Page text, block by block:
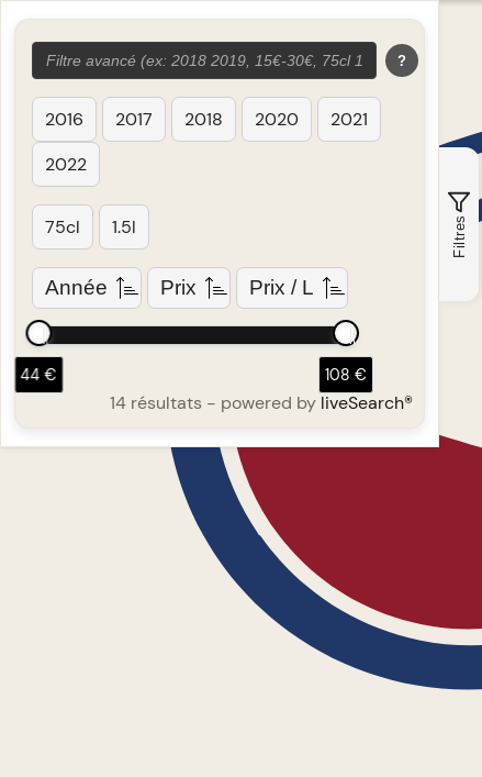
?
14 résultats - powered by liveSearch®
2016 2017 2018 2020
2021
2022
75cl 1.5l
44 € 108 €
Année Prix Prix / L
Filtres